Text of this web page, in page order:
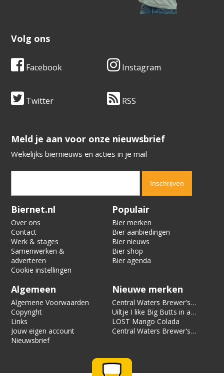
Volg ons
Facebook Instagram
Twitter RSS
​​​​​​​Meld je aan voor onze nieuwsbrief
Wekelijks biernieuws en acties in je mail
Verification code:
Biernet.nl
Over ons
Contact
Werk & stages
Samenwerken &
adverteren
Cookie instellingen
Populair
Bier merken
Bier aanbiedingen
Bier nieuws
Bier shop
Bier agenda
Algemeen
Algemene Voorwaarden
Copyright
Links
Jouw eigen account
Nieuwsbrief
Nieuwe merken
Central Waters Brewer's
Reserve Pecan Kringle
Stout
Uiltje I like Big Butts in a
Can of Limes
LOST Mango Colada
Central Waters Brewer's